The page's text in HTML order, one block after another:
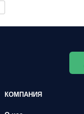
КОМПАНИЯ